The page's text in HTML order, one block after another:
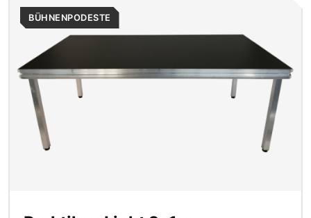
reduziert.
Ergänzende technische Ausstattung wie Licht- und
Tonanlagen, LED-Wände oder Traversen kann integriert
werden, um den jeweiligen Anforderungen gerecht zu
werden. Somit bieten die Bühnenpodeste eine
anpassbare und funktionale Lösung für vielfältige
Einsatzbereiche, etwa als Bühnenplattform für
Performer, als Präsentationsfläche oder als erhöhte
Technikplattform.
BÜHNENPODESTE